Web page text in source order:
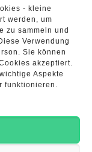
- kleine
werden, um
zu sammeln und
Verwendung
Sie können
akzeptiert.
Aspekte
funktionieren.